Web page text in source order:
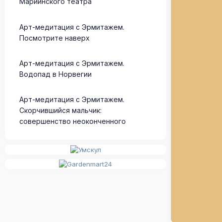
Арт-медитация с Эрмитажем.
Посмотрите наверх
Арт-медитация с Эрмитажем.
Водопад в Норвегии
Арт-медитация с Эрмитажем.
Скорчившийся мальчик:
совершенство неоконченного